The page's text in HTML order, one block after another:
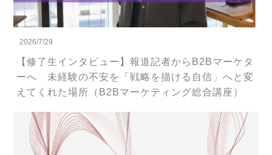
2026/7/29
【修了生インタビュー】報道記者からB2Bマーケタ
ーへ 未経験の不安を「戦略を描ける自信」へと変
えてくれた場所（B2Bマーケティング総合講座）